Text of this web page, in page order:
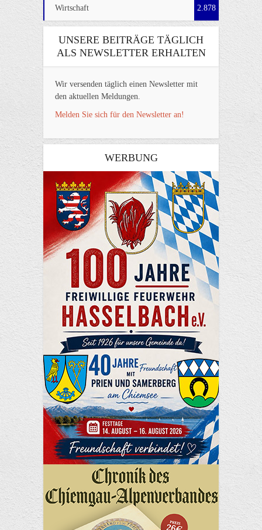
Wirtschaft 2.878
UNSERE BEITRÄGE TÄGLICH
ALS NEWSLETTER ERHALTEN
Wir versenden täglich einen Newsletter mit
den aktuellen Meldungen.
Melden Sie sich für den Newsletter an!
WERBUNG